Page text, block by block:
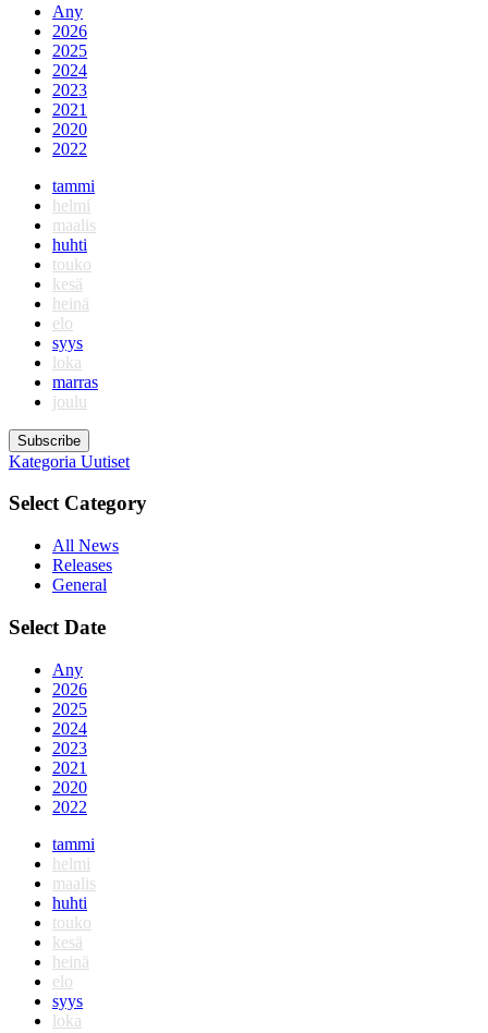
Any
2026
2025
2024
2023
2021
2020
2022
tammi
helmi
maalis
huhti
touko
kesä
heinä
elo
syys
loka
marras
joulu
Subscribe
Kategoria Uutiset
Select Category
All News
Releases
General
Select Date
Any
2026
2025
2024
2023
2021
2020
2022
tammi
helmi
maalis
huhti
touko
kesä
heinä
elo
syys
loka